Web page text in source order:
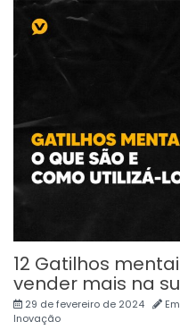
12 Gatilhos
vender mais na
29 de fevereiro de 2024 Em
Inovação